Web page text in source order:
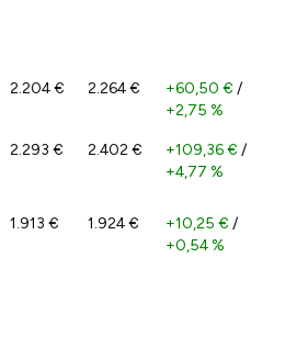
2.204 € 2.264 € +60,50 € /
+2,75 %
2.293 € 2.402 € +109,36 € /
+4,77 %
1.913 € 1.924 € +10,25 € /
+0,54 %